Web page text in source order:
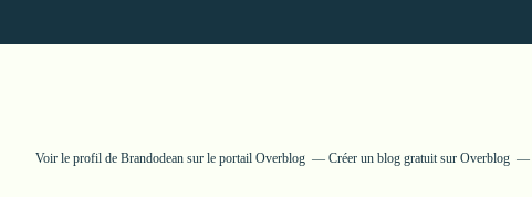
Voir le profil de Brandodean sur le portail Overblog Créer un blog gratuit sur Overblog